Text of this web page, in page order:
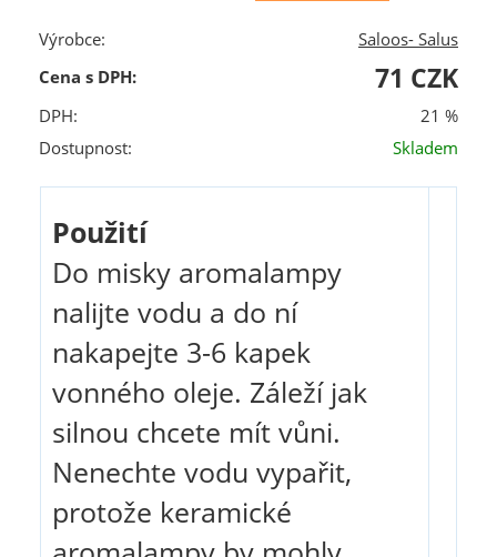
Výrobce:
Saloos- Salus
Cena s DPH:
71 CZK
DPH:
21 %
Dostupnost:
Skladem
Použití
Do misky aromalampy
nalijte vodu a do ní
nakapejte 3-6 kapek
vonného oleje. Záleží jak
silnou chcete mít vůni.
Nenechte vodu vypařit,
protože keramické